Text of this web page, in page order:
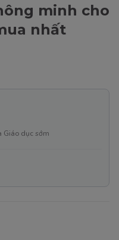
minh cho
nhất
Giáo dục sớm